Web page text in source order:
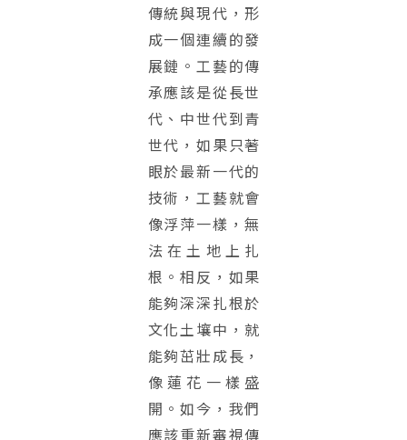
傳統與現代，形
成一個連續的發
展鏈。工藝的傳
承應該是從長世
代、中世代到青
世代，如果只著
眼於最新一代的
技術，工藝就會
像浮萍一樣，無
法在土地上扎
根。相反，如果
能夠深深扎根於
文化土壤中，就
能夠茁壯成長，
像蓮花一樣盛
開。如今，我們
應該重新審視傳